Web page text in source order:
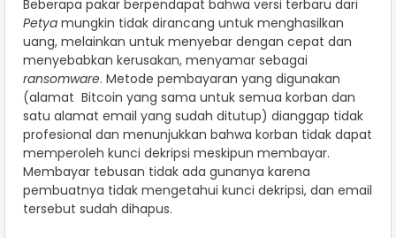
Beberapa pakar berpendapat bahwa versi terbaru dari
Petya mungkin tidak dirancang untuk menghasilkan
uang, melainkan untuk menyebar dengan cepat dan
menyebabkan kerusakan, menyamar sebagai
ransomware. Metode pembayaran yang digunakan
(alamat Bitcoin yang sama untuk semua korban dan
satu alamat email yang sudah ditutup) dianggap tidak
profesional dan menunjukkan bahwa korban tidak dapat
memperoleh kunci dekripsi meskipun membayar.
Membayar tebusan tidak ada gunanya karena
pembuatnya tidak mengetahui kunci dekripsi, dan email
tersebut sudah dihapus.